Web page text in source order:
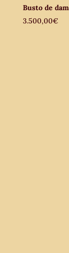
Busto de
3.500,00€